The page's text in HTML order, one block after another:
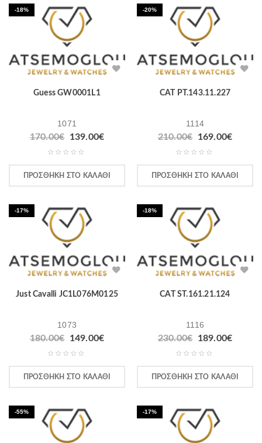
-18%
Guess GW0001L1
1071
170.00€ 139.00€
ΠΡΟΣΘΉΚΗ ΣΤΟ ΚΑΛΆΘΙ
-20%
CAT PT.143.11.227
1114
210.00€ 169.00€
ΠΡΟΣΘΉΚΗ ΣΤΟ ΚΑΛΆΘΙ
-17%
Just Cavalli JC1L076M0125
1073
180.00€ 149.00€
ΠΡΟΣΘΉΚΗ ΣΤΟ ΚΑΛΆΘΙ
-18%
CAT ST.161.21.124
1116
230.00€ 189.00€
ΠΡΟΣΘΉΚΗ ΣΤΟ ΚΑΛΆΘΙ
-55% -17%